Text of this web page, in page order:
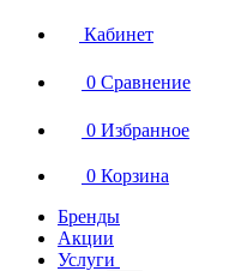
Кабинет
0 Сравнение
0 Избранное
0 Корзина
Бренды
Акции
Услуги